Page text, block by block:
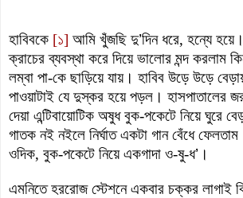
হাবিবকে [১] আমি খুঁজছি দু’দিন ধরে, হন্যে
ক্রাচের ব্যবস্থা করে দিয়ে ভালোর মন্দ করলাম
লম্বা পা-কে ছাড়িয়ে যায়। হাবিব উড়ে উড়ে
পাওয়াটাই যে দুস্কর হয়ে পড়ল। হাসপাতালের
দেয়া এন্টিবায়োটিক অষুধ বুক-পকেটে নিয়ে ঘুরে
গাতক নই নইলে নির্ঘাত একটা গান বেঁধে
ওদিক, বুক-পকেটে নিয়ে একগাদা ও-ষু-ধ’ ।
এমনিতে হররোজ স্টেশনে একবার চক্কর লাগাই